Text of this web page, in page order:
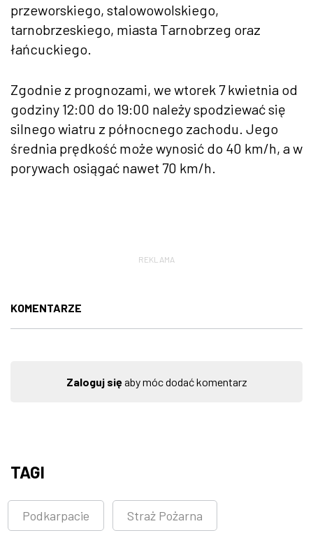
przeworskiego, stalowowolskiego,
tarnobrzeskiego, miasta Tarnobrzeg oraz
łańcuckiego.
Zgodnie z prognozami, we wtorek 7 kwietnia od
godziny 12:00 do 19:00 należy spodziewać się
silnego wiatru z północnego zachodu. Jego
średnia prędkość może wynosić do 40 km/h, a w
porywach osiągać nawet 70 km/h.
REKLAMA
KOMENTARZE
Zaloguj sięaby móc dodać komentarz
TAGI
Podkarpacie Straż Pożarna